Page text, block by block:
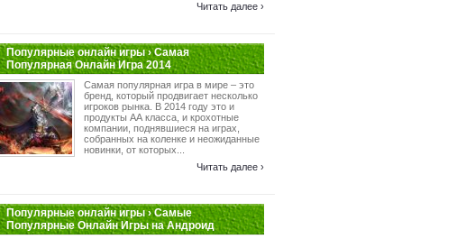
Читать далее ›
Популярные онлайн игры › Самая
Популярная Онлайн Игра 2014
Самая популярная игра в мире – это
бренд, который продвигает несколько
игроков рынка. В 2014 году это и
продукты АА класса, и крохотные
компании, поднявшиеся на играх,
собранных на коленке и неожиданные
новинки, от которых...
Читать далее ›
Популярные онлайн игры › Самые
Популярные Онлайн Игры на Андроид